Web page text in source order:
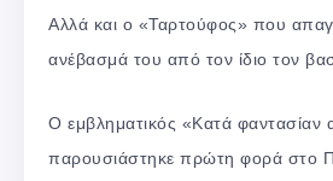
Αλλά και ο «Ταρτούφος» που
ανέβασμά του από τον ίδιο τον
Ο εμβληματικός «Κατά φαντασίαν
παρουσιάστηκε πρώτη φορά στο